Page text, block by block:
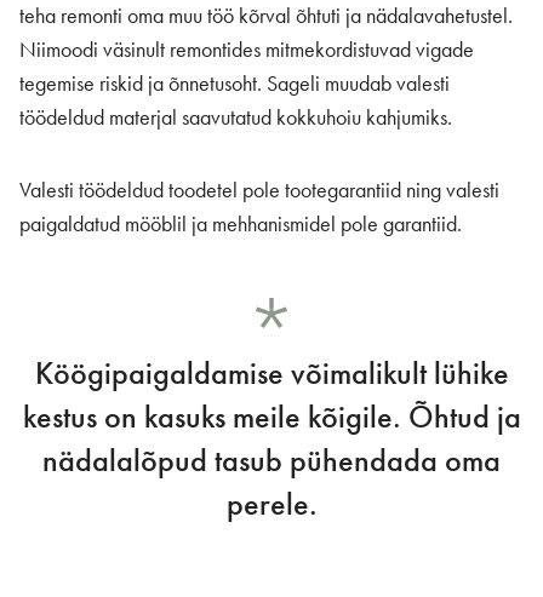
teha remonti oma muu töö kõrval õhtuti ja nädalavahetustel.
Niimoodi väsinult remontides mitmekordistuvad vigade
tegemise riskid ja õnnetusoht. Sageli muudab valesti
töödeldud materjal saavutatud kokkuhoiu kahjumiks.
Valesti töödeldud toodetel pole tootegarantiid ning valesti
paigaldatud mööblil ja mehhanismidel pole garantiid.
Köögipaigaldamise võimalikult lühike
kestus on kasuks meile kõigile. Õhtud ja
nädalalõpud tasub pühendada oma
perele.